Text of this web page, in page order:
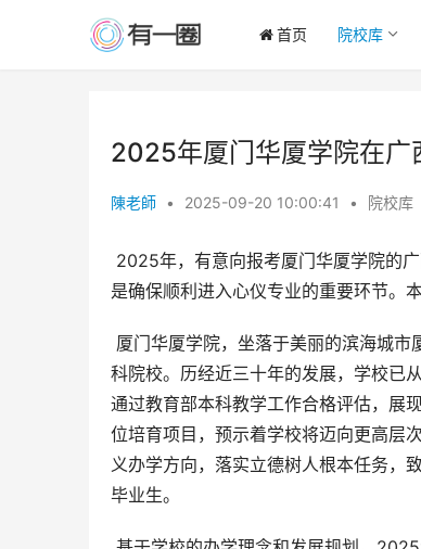
首页 院校库
2025年厦门华厦学院在
陳老師 • 2025-09-20 10:00:41 • 院校库
2025年，有意向报考厦门华厦学院的
是确保顺利进入心仪专业的重要环节。
科院校。历经近三十年的发展，学校已
通过教育部本科教学工作合格评估，展
位培育项目，预示着学校将迈向更高层
义办学方向，落实立德树人根本任务，
毕业生。